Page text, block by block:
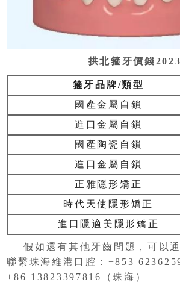
拱北箍牙價錢2023
箍牙品牌/類型
國產金屬自鎖
進口金屬自鎖
國產陶瓷自鎖
進口金屬自鎖
正雅隱形矯正
時代天使隱形矯正
進口隱適美隱形矯正
假如還有其他牙齒問題，可以
聯繫珠海維港口腔：+853
+86 13823397816（珠海）